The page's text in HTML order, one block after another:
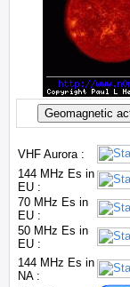
VHF Aurora :
144 MHz Es in
EU :
70 MHz Es in
EU :
50 MHz Es in
EU :
144 MHz Es in
NA :